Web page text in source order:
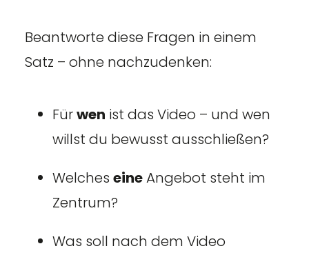
Beantworte diese Fragen in einem
Satz – ohne nachzudenken:
Fürwen ist das Video – und wen
willst du bewusst ausschließen?
Welches eineAngebot steht im
Zentrum?
Was soll nach dem Video